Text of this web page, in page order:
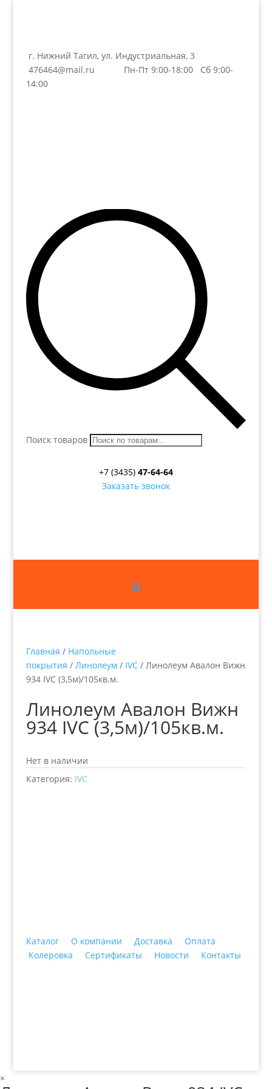
г. Нижний Тагил, ул. Индустриальная, 3
476464@mail.ru
Пн-Пт 9:00-18:00 Сб 9:00-
14:00
Поиск товаров
+7 (3435) 47-64-64
Заказать звонок
Главная / Напольные
покрытия / Линолеум / IVC/ Линолеум Авалон Вижн
934 IVC (3,5м)/105кв.м.
Линолеум Авалон Вижн
934 IVC (3,5м)/105кв.м.
Нет в наличии
Категория: IVC
Каталог О компании Доставка
Оплата
Колеровка
Сертификаты Новости Контакты
×